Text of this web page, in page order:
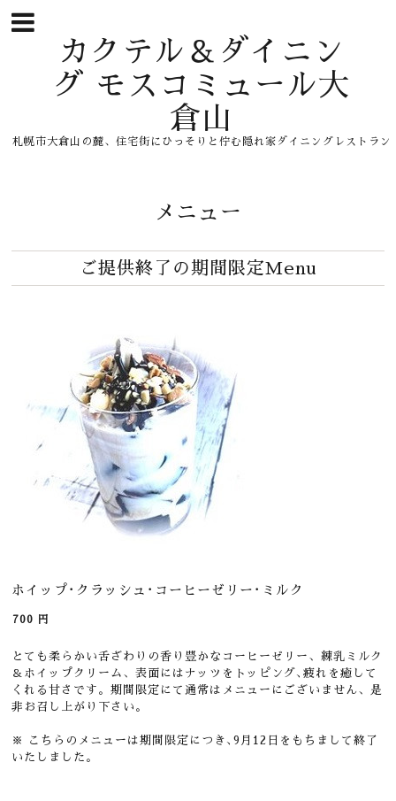
カクテル＆ダイニン
グ モスコミュール大
倉山
札幌市大倉山の麓、住宅街にひっそりと佇む隠れ家ダイニングレストラン
メニュー
ご提供終了の期間限定Menu
ホイップ･クラッシュ･コーヒーゼリー･ミルク
700 円
とても柔らかい舌ざわりの香り豊かなコーヒーゼリー、練乳ミルク
＆ホイップクリーム、表面にはナッツをトッピング､疲れを癒して
くれる甘さです。期間限定にて通常はメニューにございません、是
非お召し上がり下さい。
※
こちらのメニューは期間限定につき､9月12日をもちまして終了
いたしました。